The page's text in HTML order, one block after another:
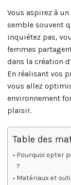
Vous aspirez à
semble souvent
inquiétez pas,
femmes
dans la création
En réalisant vos
vous allez
environnement
plaisir.
Table des
Pourquoi opter
?
Matériaux et